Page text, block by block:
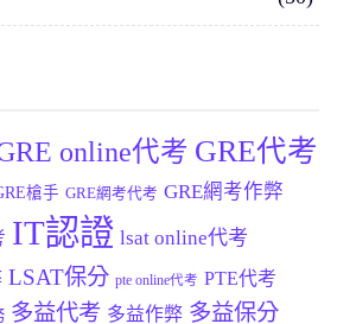
online代考 GRE代考
槍手 GRE網考代考 GRE網考作弊
IT認證 lsat online代考
LSAT保分 pte online代考 PTE代考
多益代考 多益作弊 多益保分